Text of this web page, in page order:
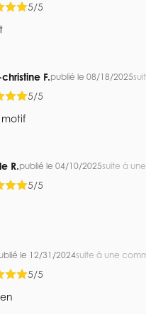
5/5
F.publié le 08/18/2025
5/5
motif
R.publié le 04/10/2025suite à
5/5
le 12/31/2024suite à une
5/5